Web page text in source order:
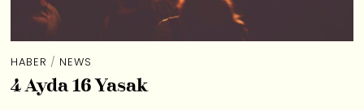
HABER / NEWS
4 Ayda 16 Yasak